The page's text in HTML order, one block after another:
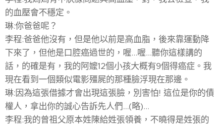
的血壓會不穩定。
琳:你爸爸呢？
李程:爸爸他沒有，但是他以前是高血脂，後來靠運動降
下來了，但他是口腔癌過世的，喔...喔...聽你這樣講的
話，的確是有，我的阿嬤12個小孩大概有9個得癌症。我
現在看到一個類似電影殭屍的那種臉浮現在那邊。
琳:因為這張借據才會出現這張臉，別害怕! 這位是你的債
權人，拿出你的誠心告訴先人們...(略)...
李程:我的曾祖父原本姓陳給姓張領養，不曉得是姓張的